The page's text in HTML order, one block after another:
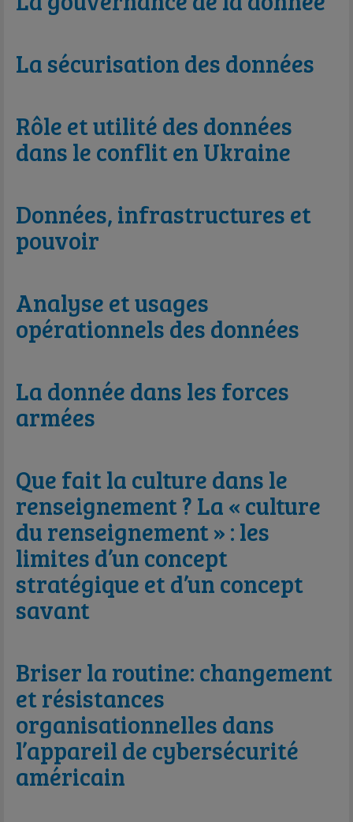
La sécurisation des données
Rôle et utilité des données
dans le conflit en Ukraine
Données, infrastructures et
pouvoir
Analyse et usages
opérationnels des données
La donnée dans les forces
armées
Que fait la culture dans le
renseignement ? La « culture
du renseignement » : les
limites d’un concept
stratégique et d’un concept
savant
Briser la routine: changement
et résistances
organisationnelles dans
l’appareil de cybersécurité
américain